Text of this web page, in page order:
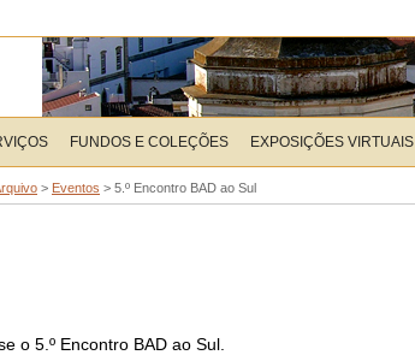
FUNDOS E COLEÇÕES EXPOSIÇÕES VIRTUAIS
> Eventos > 5.º Encontro BAD ao Sul
o 5.º Encontro BAD ao Sul.